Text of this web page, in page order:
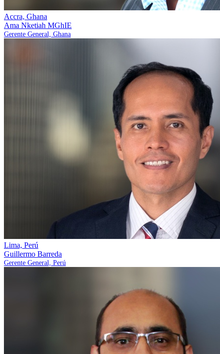
Accra, Ghana
Ama Nketiah MGhIE
Gerente General, Ghana
Lima, Perú
Guillermo Barreda
Gerente General, Perú